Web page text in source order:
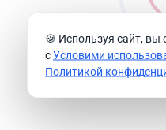
🍪 Используя сайт, вы
сУсловими
Политикой